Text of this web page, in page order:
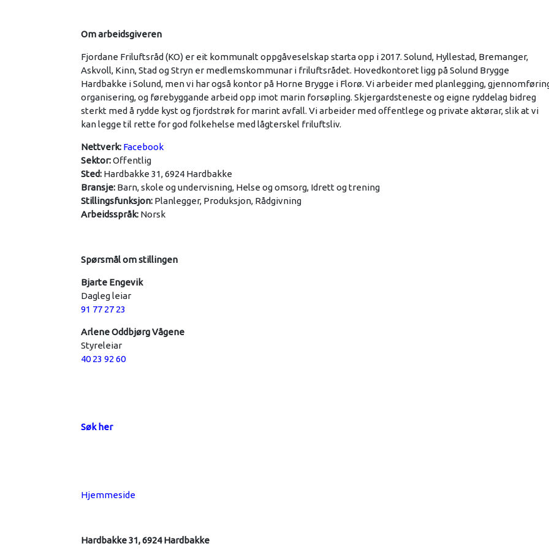
Om arbeidsgiveren
Fjordane Friluftsråd (KO) er eit kommunalt oppgåveselskap starta opp i 2017. Solund, Hyllestad, Bremanger,
Askvoll, Kinn, Stad og Stryn er medlemskommunar i friluftsrådet. Hovedkontoret ligg på Solund Brygge
Hardbakke i Solund, men vi har også kontor på Horne Brygge i Florø. Vi arbeider med planlegging,
organisering, og førebyggande arbeid opp imot marin forsøpling. Skjergardsteneste og eigne ryddelag bidreg
sterkt med å rydde kyst og fjordstrøk for marint avfall. Vi arbeider med offentlege og private aktørar, slik at vi
kan legge til rette for god folkehelse med lågterskel friluftsliv.
Nettverk: Facebook
Sektor:Offentlig
Sted: Hardbakke 31, 6924 Hardbakke
Bransje: Barn, skole og undervisning, Helse og omsorg, Idrett og trening
Stillingsfunksjon: Planlegger, Produksjon, Rådgivning
Arbeidsspråk: Norsk
Spørsmål om stillingen
Bjarte Engevik
Dagleg leiar
91 77 27 23
Arlene Oddbjørg Vågene
Styreleiar
40 23 92 60
Søk her
Hjemmeside
Hardbakke 31, 6924 Hardbakke